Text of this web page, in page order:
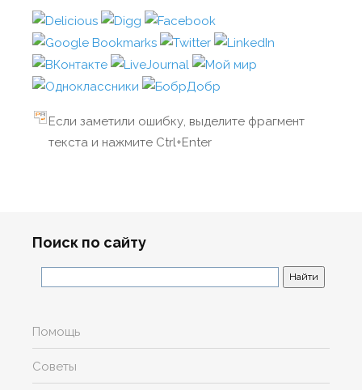
Если заметили ошибку, выделите фрагмент
текста и нажмите Ctrl+Enter
Поиск по сайту
Помощь
Советы